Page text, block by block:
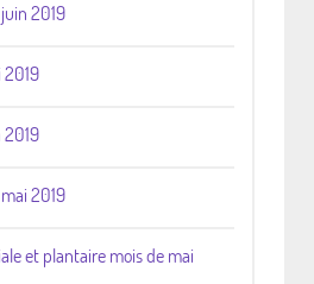
2019
2019
2019
2019
et plantaire mois de mai